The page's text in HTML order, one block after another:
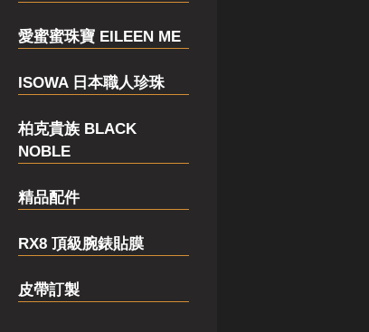
愛蜜蜜珠寶 EILEEN ME
ISOWA 日本職人珍珠
柏克貴族 BLACK
NOBLE
精品配件
RX8 頂級腕錶貼膜
皮帶訂製